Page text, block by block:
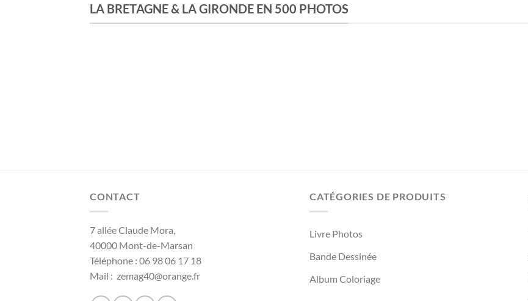
LA BRETAGNE & LA GIRONDE EN 500 PHOTOS
CONTACT
7 allée Claude Mora,
40000 Mont-de-Marsan
Téléphone : 06 98 06 17 18
Mail : zemag40@orange.fr
CATÉGORIES DE PRODUITS
Livre Photos
Bande Dessinée
Album Coloriage